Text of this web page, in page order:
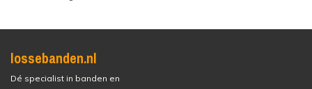
lossebanden.nl
Dé specialist in banden en